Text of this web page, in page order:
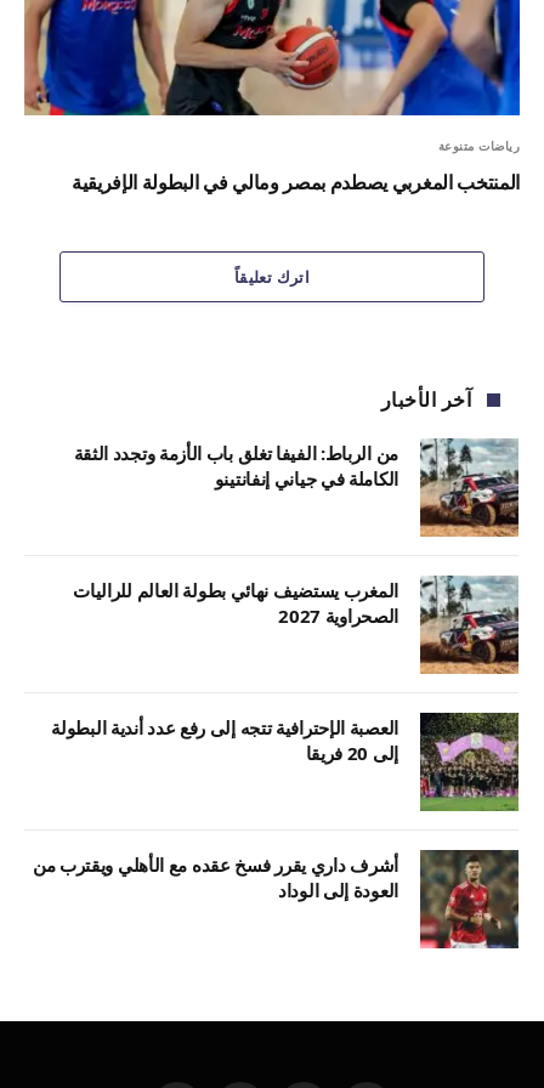
رياضات متنوعة
المنتخب المغربي يصطدم بمصر ومالي في البطولة الإفريقية
اترك تعليقاً
آخر الأخبار
من الرباط: الفيفا تغلق باب الأزمة وتجدد الثقة
الكاملة في جياني إنفانتينو
المغرب يستضيف نهائي بطولة العالم للراليات
الصحراوية 2027
العصبة الإحترافية تتجه إلى رفع عدد أندية البطولة
إلى 20 فريقا
أشرف داري يقرر فسخ عقده مع الأهلي ويقترب من
العودة إلى الوداد